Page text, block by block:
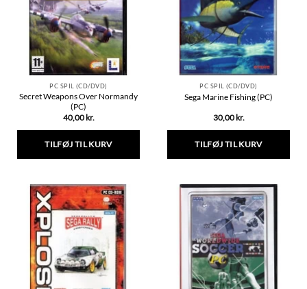
PC SPIL (CD/DVD)
Secret Weapons Over Normandy
(PC)
40,00 kr.
TILFØJ TIL KURV
PC SPIL (CD/DVD)
Sega Marine Fishing (PC)
30,00 kr.
TILFØJ TIL KURV